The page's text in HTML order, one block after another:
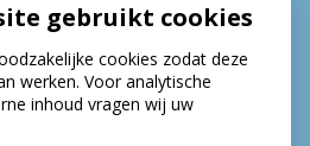
MOND?
gebruikt cookies
cookies zodat deze
werken. Voor analytische
inhoud vragen wij uw